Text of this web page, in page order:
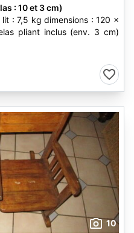
: 10 et 3 cm)
: 7,5 kg dimensions : 120 ×
pliant inclus (env. 3 cm)
10